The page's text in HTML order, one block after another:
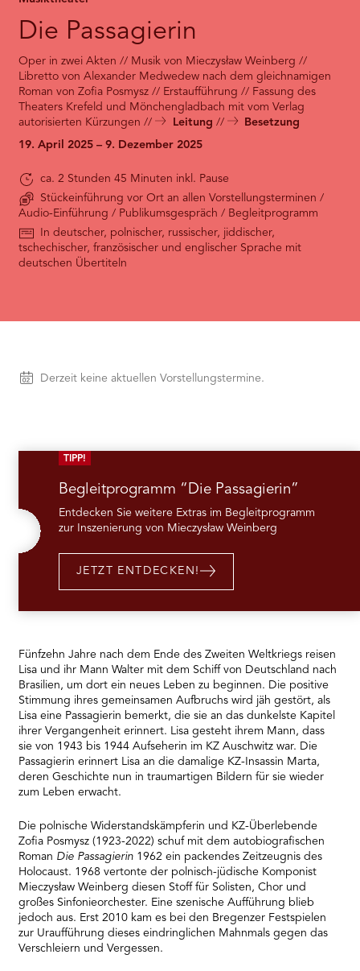
Die Passagierin
Oper in zwei Akten // Musik von Mieczysław Weinberg //
Libretto von Alexander Medwedew nach dem gleichnamigen
Roman von Zofia Posmysz // Erstaufführung // Fassung des
Theaters Krefeld und Mönchengladbach mit vom Verlag
autorisierten Kürzungen
Leitung
Besetzung
19. April 2025 – 9. Dezember 2025
ca. 2 Stunden 45 Minuten inkl. Pause
Stückeinführung vor Ort an allen Vorstellungsterminen /
Audio-Einführung / Publikumsgespräch / Begleitprogramm
In deutscher, polnischer, russischer, jiddischer,
tschechischer, französischer und englischer Sprache mit
deutschen Übertiteln
that
are
disclosed
to
the
visitor.
The
website
owner
needs
to
setup
the
site
with
their
this
the
list
Consent
Management
Platform
Vorstellungen
Derzeit keine aktuellen Vorstellungstermine.
TIPP!
Begleitprogramm “Die Passagierin”
Entdecken Sie weitere Extras im Begleitprogramm
zur Inszenierung von Mieczysław Weinberg
JETZT ENTDECKEN!
Fünfzehn Jahre nach dem Ende des Zweiten Weltkriegs reisen
Lisa und ihr Mann Walter mit dem Schiff von Deutschland nach
Brasilien, um dort ein neues Leben zu beginnen. Die positive
Stimmung ihres gemeinsamen Aufbruchs wird jäh gestört, als
Lisa eine Passagierin bemerkt, die sie an das dunkelste Kapitel
ihrer Vergangenheit erinnert. Lisa gesteht ihrem Mann, dass
sie von 1943 bis 1944 Aufseherin im KZ Auschwitz war. Die
Passagierin erinnert Lisa an die damalige KZ-Insassin Marta,
deren Geschichte nun in traumartigen Bildern für sie wieder
zum Leben erwacht.
Die polnische Widerstandskämpferin und KZ-Überlebende
Zofia Posmysz (1923-2022) schuf mit dem autobiografischen
Roman Die Passagierin 1962 ein packendes Zeitzeugnis des
Holocaust. 1968 vertonte der polnisch-jüdische Komponist
Mieczysław Weinberg diesen Stoff für Solisten, Chor und
großes Sinfonieorchester. Eine szenische Aufführung blieb
jedoch aus. Erst 2010 kam es bei den Bregenzer Festspielen
zur Uraufführung dieses eindringlichen Mahnmals gegen das
Verschleiern und Vergessen.